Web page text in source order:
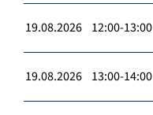
19.08.2026 12:00-13:00
19.08.2026 13:00-14:00